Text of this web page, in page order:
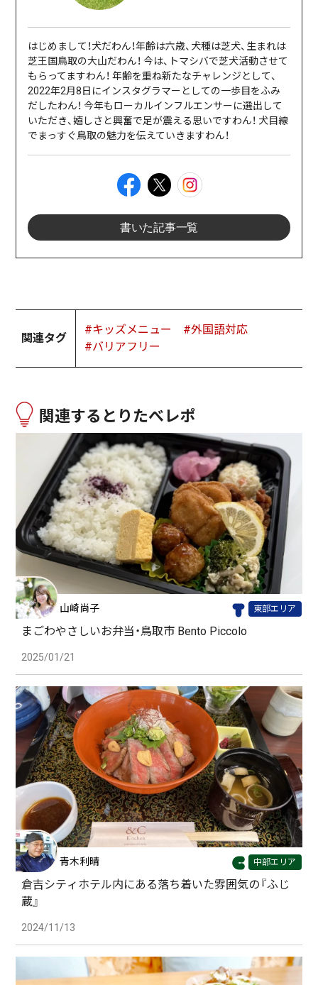
はじめまして！犬だわん！年齢は六歳、犬種は芝犬、生まれは
芝王国鳥取の大山だわん！ 今は、トマシバで芝犬活動させて
もらってますわん！ 年齢を重ね新たなチャレンジとして、
2022年2月8日にインスタグラマーとしての一歩目をふみ
だしたわん！ 今年もローカルインフルエンサーに選出して
いただき、嬉しさと興奮で足が震える思いですわん！ 犬目線
でまっすぐ鳥取の魅力を伝えていきますわん！
書いた記事一覧
関連タグ
#キッズメニュー
#外国語対応
#バリアフリー
関連するとりたべレポ
山崎尚子 東部エリア
まごわやさしいお弁当・鳥取市 Bento Piccolo
2025/01/21
青木利晴 中部エリア
倉吉シティホテル内にある落ち着いた雰囲気の『ふじ
蔵』
2024/11/13